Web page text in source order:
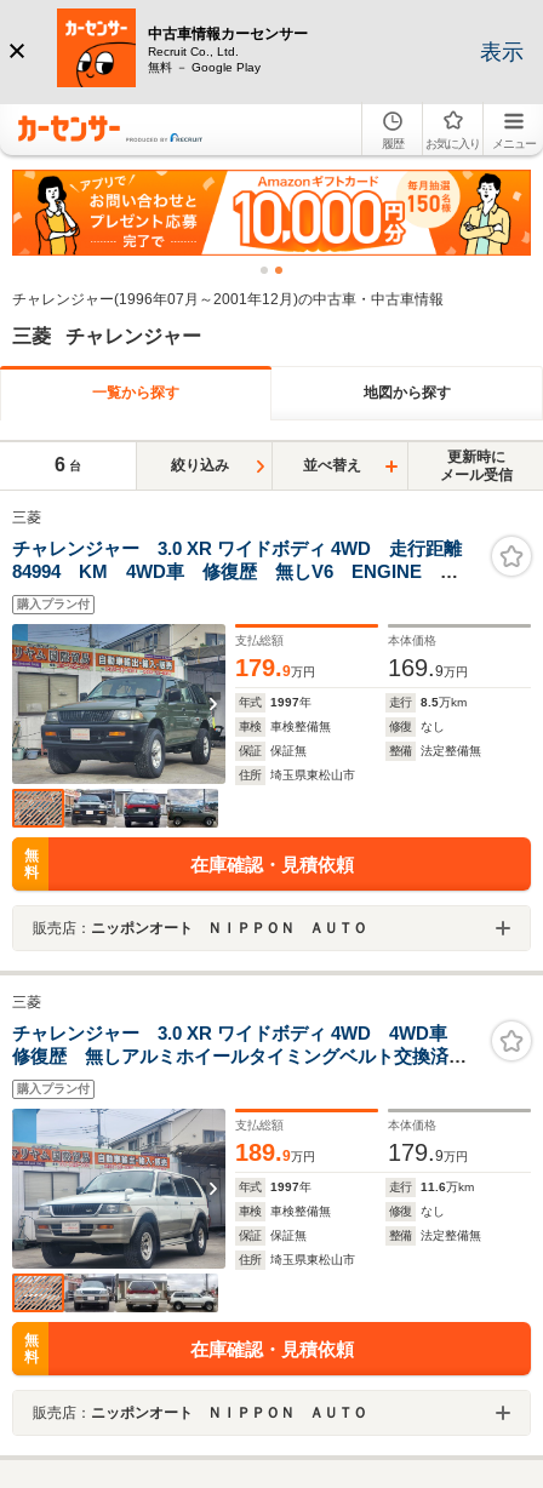
中古車情報カーセンサー
Recruit Co., Ltd.
無料 － Google Play
表示
履歴 お気に入り メニュー
チャレンジャー(1996年07月～2001年12月)の中古車・中古車情報
三菱 チャレンジャー
一覧から探す 地図から探す
6 台 絞り込み 並べ替え
更新時に
メール受信
三菱
チャレンジャー 3.0 XR ワイドボディ 4WD 走行距離
84994 KM 4WD車 修復歴 無しV6 ENGINE
WIDE BODYアルミホイール 寒冷地仕様車 寒冷地仕
様車 運転席エアバッグ 助手席エアバッグ
購入プラン付
支払総額
179.9万円
本体価格
169.9万円
年式 1997年 走行 8.5万km
車検
車検整備無 修復
なし
保証
保証無 整備
法定整備無
住所
埼玉県東松山市
無
料
在庫確認・見積依頼
販売店： ニッポンオート ＮＩＰＰＯＮ ＡＵＴＯ
三菱
チャレンジャー 3.0 XR ワイドボディ 4WD 4WD車
修復歴 無しアルミホイールタイミングベルト交換済み
ステッカー有 寒冷地仕様車寒冷地仕様車 運転席エ
アバッグ 助手席エアバッグ ナービ
購入プラン付
支払総額
189.9万円
本体価格
179.9万円
年式 1997年 走行 11.6万km
車検
車検整備無 修復
なし
保証
保証無 整備
法定整備無
住所
埼玉県東松山市
無
料
在庫確認・見積依頼
販売店： ニッポンオート ＮＩＰＰＯＮ ＡＵＴＯ